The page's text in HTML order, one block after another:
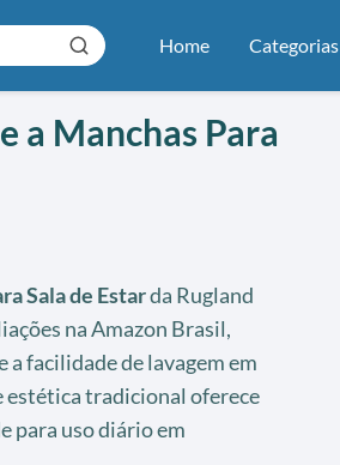
Home Categorias
a Manchas Para
Sala de Estarda Rugland
na Amazon Brasil,
facilidade de lavagem em
estética tradicional oferece
para uso diário em